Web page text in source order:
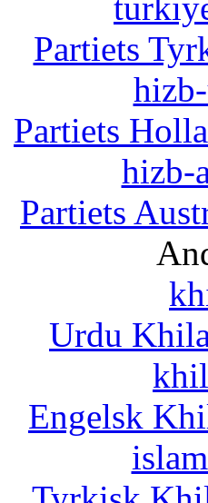
Partiets
Partiets
hizb-
Partiets
Urdu
Engelsk